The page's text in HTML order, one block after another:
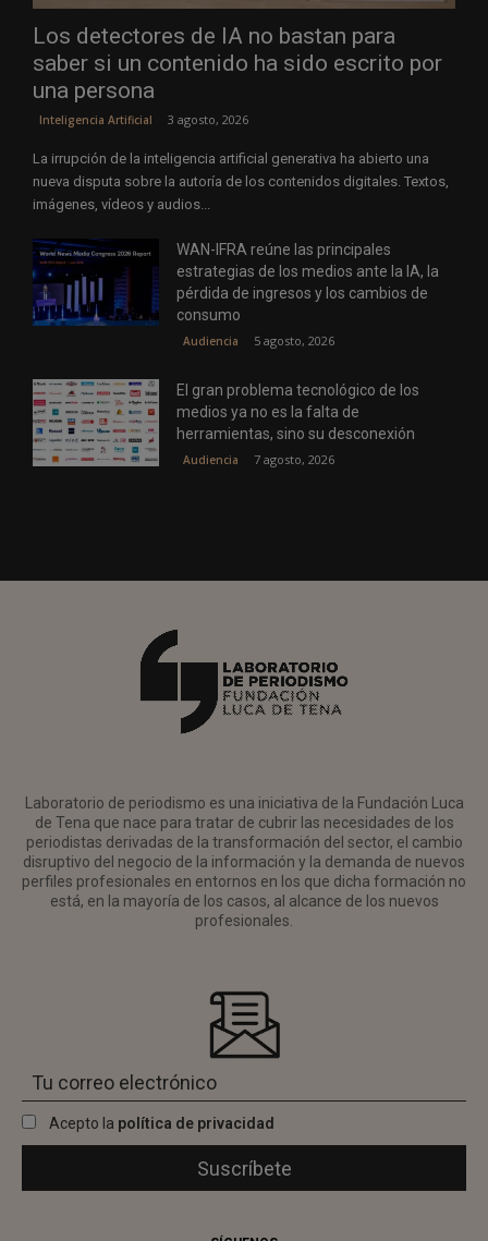
Los detectores de IA no bastan para
saber si un contenido ha sido escrito por
una persona
Inteligencia Artificial 3 agosto, 2026
La irrupción de la inteligencia artificial generativa ha abierto una
nueva disputa sobre la autoría de los contenidos digitales. Textos,
imágenes, vídeos y audios...
WAN-IFRA reúne las principales
estrategias de los medios ante la IA, la
pérdida de ingresos y los cambios de
consumo
Audiencia 5 agosto, 2026
El gran problema tecnológico de los
medios ya no es la falta de
herramientas, sino su desconexión
Audiencia 7 agosto, 2026
Laboratorio de periodismo es una iniciativa de la Fundación Luca
de Tena que nace para tratar de cubrir las necesidades de los
periodistas derivadas de la transformación del sector, el cambio
disruptivo del negocio de la información y la demanda de nuevos
perfiles profesionales en entornos en los que dicha formación no
está, en la mayoría de los casos, al alcance de los nuevos
profesionales.
Acepto la política de privacidad